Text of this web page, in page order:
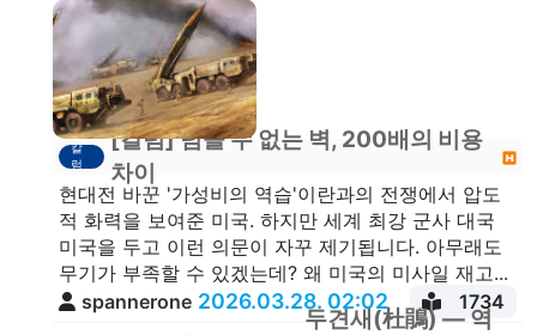
칼
럼
[칼럼] 넘을 수 없는 벽, 200배의 비용
차이
현대전 바꾼 '가성비의 역습'이란과의 전쟁에서 압도
적 화력을 보여준 미국. 하지만 세계 최강 군사 대국
미국을 두고 이런 의문이 자꾸 제기됩니다. 아무래도
무기가 부족할 수 있겠는데? 왜 미국의 미사일 재고...
spannerone 2026.03.28. 02:02 1734
두견새(杜鵑) — 역